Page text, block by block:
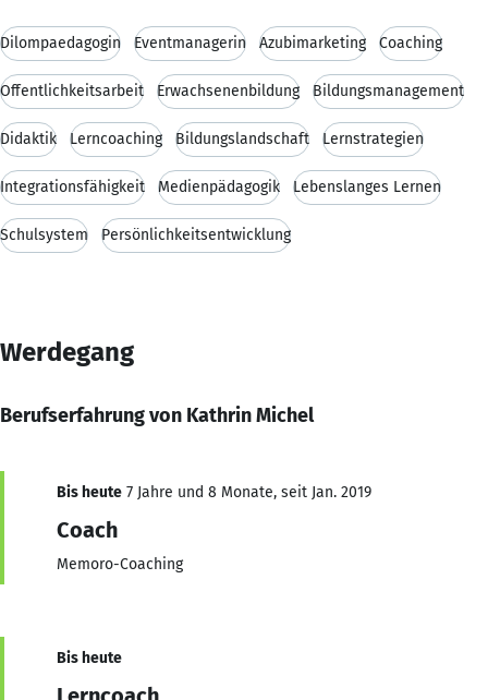
Dilompaedagogin Eventmanagerin Azubimarketing Coaching
Öffentlichkeitsarbeit Erwachsenenbildung Bildungsmanagement
Didaktik Lerncoaching Bildungslandschaft Lernstrategien
Integrationsfähigkeit Medienpädagogik Lebenslanges Lernen
Schulsystem Persönlichkeitsentwicklung
Werdegang
Berufserfahrung von Kathrin Michel
Bis heute 7 Jahre und 8 Monate, seit Jan. 2019
Coach
Memoro-Coaching
Bis heute